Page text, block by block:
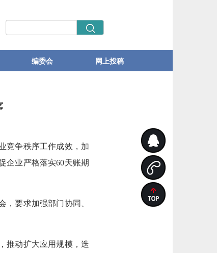
编委会 网上投稿
竞争秩序工作成效，加
企业严格落实60天账期
要求加强部门协同、
推动扩大应用规模，迭